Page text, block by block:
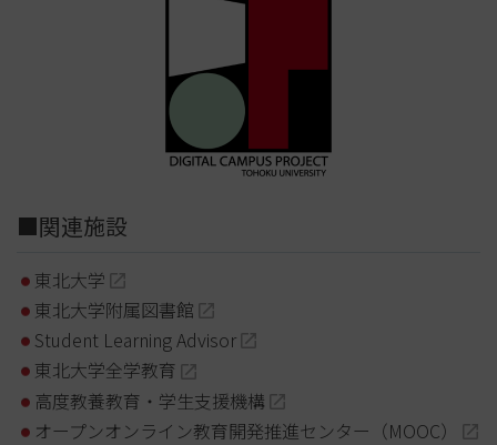
■関連施設
東北大学
東北大学附属図書館
Student Learning Advisor
東北大学全学教育
高度教養教育・学生支援機構
オープンオンライン教育開発推進センター（MOOC）